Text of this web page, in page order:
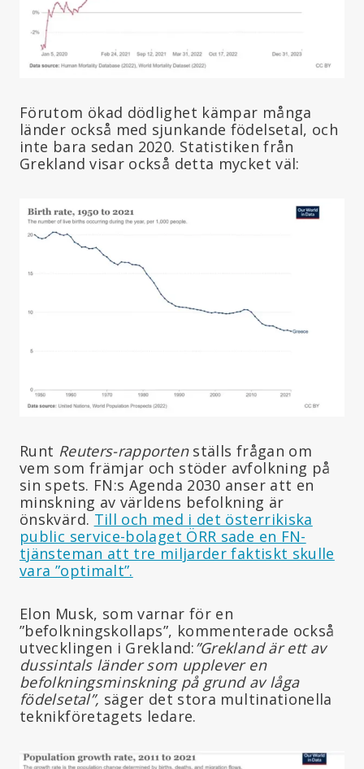
Förutom ökad dödlighet kämpar många
länder också med sjunkande födelsetal, och
inte bara sedan 2020. Statistiken från
Grekland visar också detta mycket väl:
Runt Reuters-rapportenställs frågan om
vem som främjar och stöder avfolkning på
sin spets. FN:s Agenda 2030 anser att en
minskning av världens befolkning är
önskvärd. Till och med i det österrikiska
public service-bolaget ÖRR sade en FN-
tjänsteman att tre miljarder faktiskt skulle
vara ”optimalt”.
Elon Musk, som varnar för en
”befolkningskollaps”, kommenterade också
utvecklingen i Grekland:”Grekland är ett av
dussintals länder som upplever en
befolkningsminskning på grund av låga
födelsetal”, säger det stora multinationella
teknikföretagets ledare.